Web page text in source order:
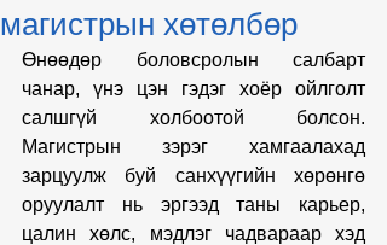
магистрын хөтөлбөр
Өнөөдөр боловсролын салбарт
чанар, үнэ цэн гэдэг хоёр ойлголт
салшгүй холбоотой болсон.
Магистрын зэрэг хамгаалахад
зарцуулж буй санхүүгийн хөрөнгө
оруулалт нь эргээд таны карьер,
цалин хөлс, мэдлэг чадвараар хэд